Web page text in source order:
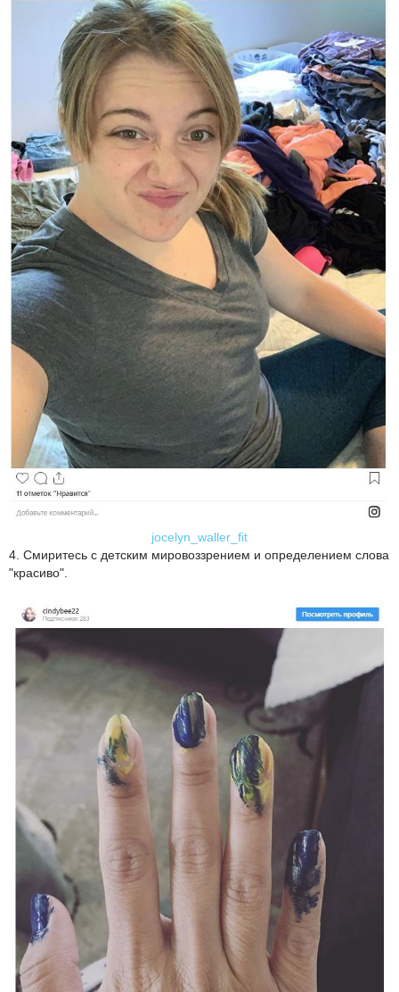
jocelyn_waller_fit
4. Смиритесь с детским мировоззрением и определением слова
"красиво".